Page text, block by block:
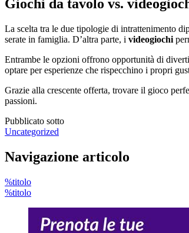
Giochi da tavolo vs.
La scelta tra le due tipologie di intrattenimento
serate in famiglia. D’altra parte, i videogiochi
Entrambe le opzioni offrono opportunità di
optare per esperienze che rispecchino i propri
Grazie alla crescente offerta, trovare il gioco
passioni.
Pubblicato sotto
Uncategorized
Navigazione articolo
%titolo
%titolo